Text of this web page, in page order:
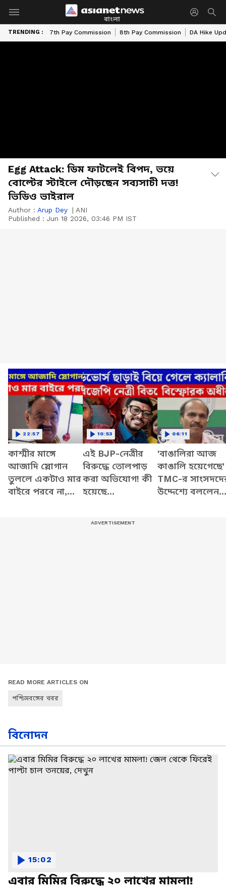
বাংলা
TRENDING : 7th Pay Commission 8th Pay Commission DA Hike
Egg Attack: ডিম ফাটলেই বিপদ, ভয়ে
বোল্টের স্টাইলে দৌড়ছেন সব্যসাচী দত্ত!
ভিডিও ভাইরাল
Author : Arup Dey | ANI
Published : Jun 18 2026, 03:46 PM IST
কাশ্মীর মাঙ্গে
আজাদি স্লোগান
তুললে একটাও মার
বাইরে পরবে না,
22:57
এই BJP-নেত্রীর
বিরুদ্ধে তোলপাড়
করা অভিযোগ! কী
হয়েছে
10:53
'বাঙালিরা আজ
কাঙালি হয়েগেছে'
TMC-র
উদ্দেশ্যে বললেন
06:11
READ MORE ARTICLES ON
পশ্চিমবঙ্গের খবর
বিনোদন
এবার মিমির বিরুদ্ধে ২০ লাখের মামলা!
15:02